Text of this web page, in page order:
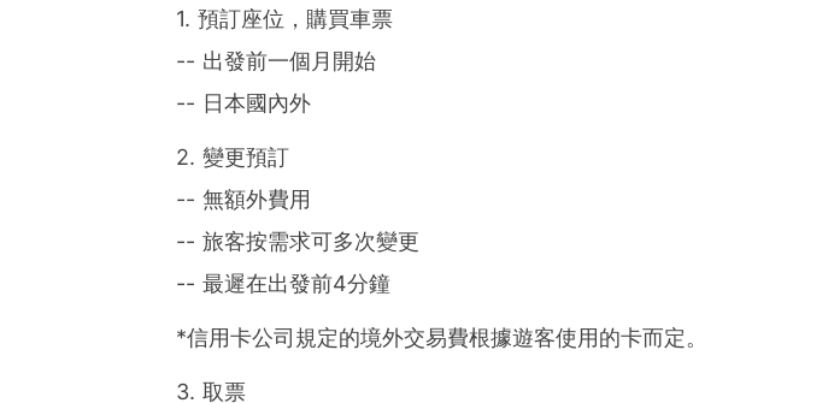
1. 預訂座位，購買車票
-- 出發前一個月開始
-- 日本國內外
2. 變更預訂
-- 無額外費用
-- 旅客按需求可多次變更
-- 最遲在出發前4分鐘
*信用卡公司規定的境外交易費根據遊客使用的卡而定。
3. 取票